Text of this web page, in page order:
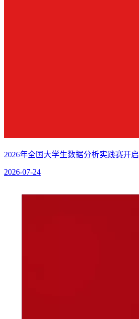
2026年全国大学生数据分析实践赛开启
2026-07-24